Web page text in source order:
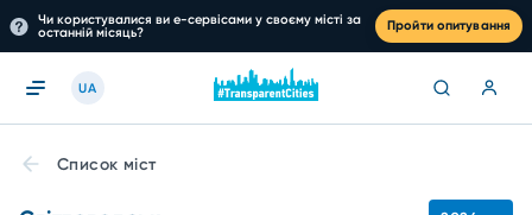
Чи користувалися ви е-сервісами у своєму місті за
останній місяць?
Пройти опитування
UA
Список міст